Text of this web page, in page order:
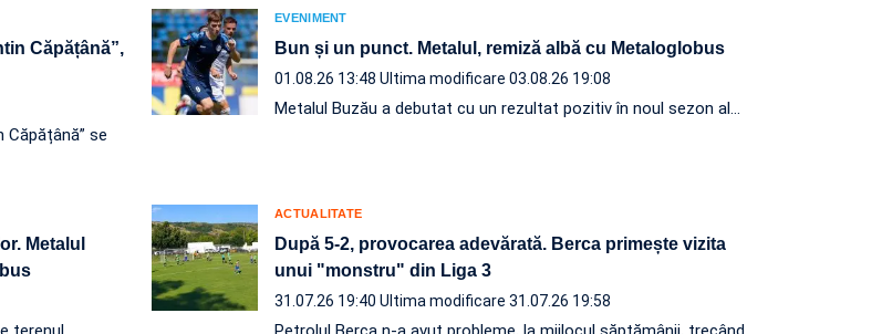
Căpățână”,
Căpățână” se
EVENIMENT
Bun și un punct. Metalul, remiză albă cu Metaloglobus
01.08.26 13:48 Ultima modificare 03.08.26 19:08
Metalul Buzău a debutat cu un rezultat pozitiv în noul sezon al…
Metalul
ACTUALITATE
După 5-2, provocarea adevărată. Berca primește vizita
unui "monstru" din Liga 3
31.07.26 19:40 Ultima modificare 31.07.26 19:58